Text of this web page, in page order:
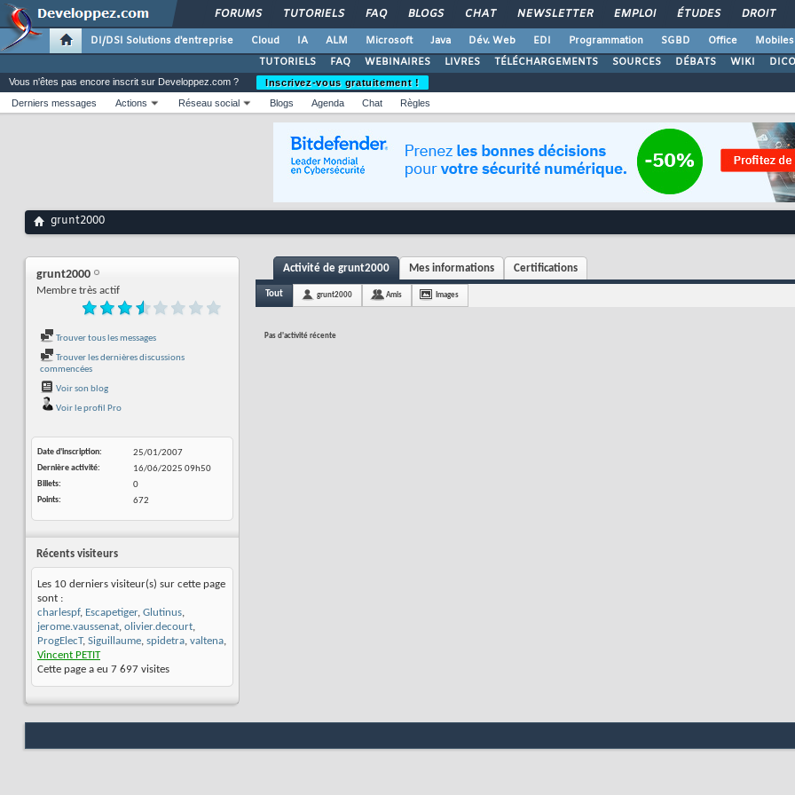
FORUMS TUTORIELS FAQ BLOGS CHAT NEWSLETTER EMPLOI ÉTUDES DROIT
DI/DSI Solutions d'entreprise Cloud IA ALM Microsoft Java Dév. Web EDI Programmation SGBD Office Mobiles
TUTORIELS
FAQ WEBINAIRES LIVRES TÉLÉCHARGEMENTS SOURCES DÉBATS WIKI DICO
Vous n'êtes pas encore inscrit sur Developpez.com ?
Inscrivez-vous gratuitement !
Derniers messages
Actions Réseau social Blogs Agenda Chat Règles
grunt2000
grunt2000
Membre très actif
Trouver tous les messages
Trouver les dernières discussions
commencées
Voir son blog
Voir le profil Pro
Date d'inscription
25/01/2007
Dernière activité
16/06/2025 09h50
Billets
0
Points
672
Récents visiteurs
Les 10 derniers visiteur(s) sur cette page
sont :
charlespf, Escapetiger, Glutinus,
jerome.vaussenat, olivier.decourt,
ProgElecT, Siguillaume, spidetra, valtena,
Vincent PETIT
Cette page a eu 7 697 visites
Activité de grunt2000 Mes informations Certifications
Tout grunt2000 Amis Images
Pas d'activité récente